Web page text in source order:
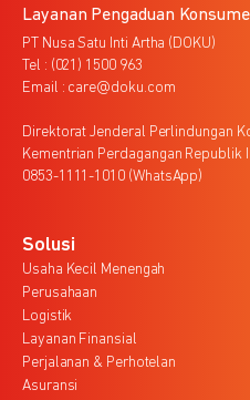
Layanan Pengaduan
PT Nusa Satu Inti Artha (DOKU)
Tel : (021) 1500 963
Email : care@doku.com
Direktorat Jenderal Perlindungan
Kementrian Perdagangan Republik
0853-1111-1010 (WhatsApp)
Solusi
Usaha Kecil Menengah
Perusahaan
Logistik
Layanan Finansial
Perjalanan & Perhotelan
Asuransi